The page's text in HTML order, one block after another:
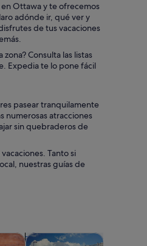
Ottawa y te ofrecemos
adónde ir, qué ver y
de tus vacaciones
Consulta las listas
Expedia te lo pone fácil
pasear tranquilamente
numerosas atracciones
sin quebraderos de
Tanto si
nuestras guías de
nueva
en una pestaña nueva
y vida nocturna Se abre en
Actividades acuáticasClases y